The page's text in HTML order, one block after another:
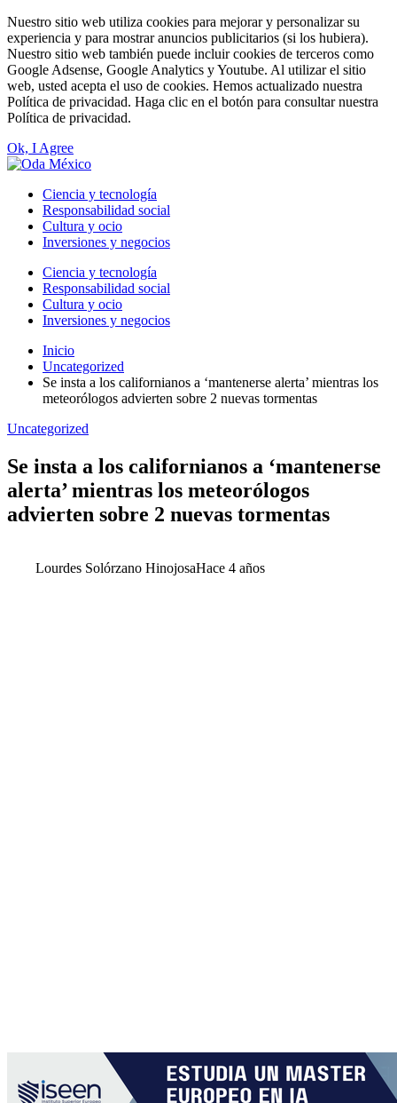
Nuestro sitio web utiliza cookies para mejorar y personalizar su
experiencia y para mostrar anuncios publicitarios (si los hubiera).
Nuestro sitio web también puede incluir cookies de terceros como
Google Adsense, Google Analytics y Youtube. Al utilizar el sitio
web, usted acepta el uso de cookies. Hemos actualizado nuestra
Política de privacidad. Haga clic en el botón para consultar nuestra
Política de privacidad.
Ok, I Agree
Ciencia y tecnología
Responsabilidad social
Cultura y ocio
Inversiones y negocios
Ciencia y tecnología
Responsabilidad social
Cultura y ocio
Inversiones y negocios
Inicio
Uncategorized
Se insta a los californianos a ‘mantenerse alerta’ mientras los
meteorólogos advierten sobre 2 nuevas tormentas
Uncategorized
Se insta a los californianos a ‘mantenerse
alerta’ mientras los meteorólogos
advierten sobre 2 nuevas tormentas
Lourdes Solórzano HinojosaHace 4 años